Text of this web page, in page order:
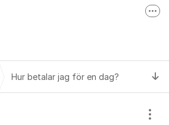
Hur betalar jag för en dag?